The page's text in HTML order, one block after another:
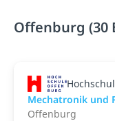
Offenburg (30
Mechatronik und
Offenburg